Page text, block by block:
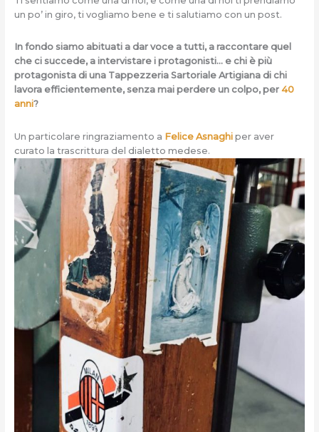
un po’ in giro, ti vogliamo bene e ti salutiamo con un post.
In fondo siamo abituati a dar voce a tutti, a raccontare quel
che ci succede, a intervistare i protagonisti… e chi è più
protagonista di una Tappezzeria Sartoriale Artigiana di chi
lavora efficientemente, senza mai perdere un colpo, per 40
anni?
Un particolare ringraziamento a Felice Asnaghiper aver
curato la trascrittura del dialetto medese.